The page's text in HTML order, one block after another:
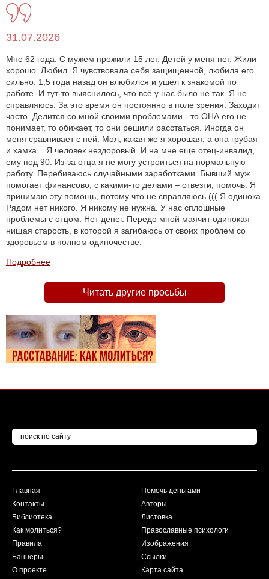
31.07.2026
Мне 62 года. С мужем прожили 15 лет. Детей у меня нет. Жили
хорошо. Любил. Я чувствовала себя защищенной, любила его
сильно. 1,5 года назад он влюбился и ушел к знакомой по
работе. И тут-то выяснилось, что всё у нас было не так. Я не
справляюсь. За это время он постоянно в поле зрения. Заходит
часто. Делится со мной своими проблемами - то ОНА его не
понимает, то обижает, то они решили расстаться. Иногда он
меня сравнивает с ней. Мол, какая же я хорошая, а она грубая
и хамка... Я человек нездоровый. И на мне еще отец-инвалид,
ему под 90. Из-за отца я не могу устроиться на нормальную
работу. Перебиваюсь случайными заработками. Бывший муж
помогает финансово, с какими-то делами – отвезти, помочь. Я
принимаю эту помощь, потому что не справляюсь.((( Я одинока.
Рядом нет никого. Я никому не нужна. У нас сплошные
проблемы с отцом. Нет денег. Передо мной маячит одинокая
нищая старость, в которой я загибаюсь от своих проблем со
здоровьем в полном одиночестве.
Подробнее
Читать другие просьбы
Главная
Контакты
Библиотека
Как молиться?
Правила
Баннеры
О проекте
Помочь деньгами
Авторы
Листовка
Православные психологи
Изображения
Ссылки
Карта сайта